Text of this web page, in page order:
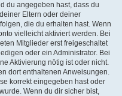
du angegeben hast, dass du
Eltern oder deiner
die du erhalten hast. Wenn
vielleicht aktiviert werden. Bei
Mitglieder erst freigeschaltet
oder ein Administrator. Bei
Aktivierung nötig ist oder nicht.
dort enthaltenen Anweisungen.
korrekt eingegeben hast oder
Wenn du dir sicher bist,